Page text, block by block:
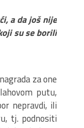
a da još nije
su se borili
za one
putu,
nepravdi, ili
tj. podnositi